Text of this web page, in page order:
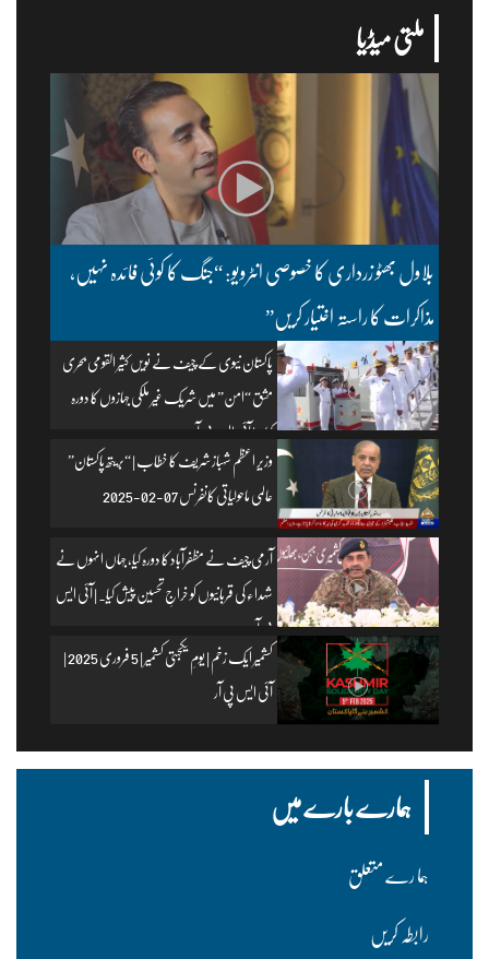
ملتی میڈیا
بلاول بھٹو زرداری کا خصوصی انٹرویو: “جنگ کا کوئی فائدہ نہیں،
مذاکرات کا راستہ اختیار کریں”
پاکستان نیوی کے چیف نے نویں کثیر القومی بحری
مشق “امن” میں شریک غیر ملکی جہازوں کا دورہ
کیا۔ | آئی ایس پی آر
وزیرِ اعظم شہباز شریف کا خطاب | “بریتھ پاکستان”
عالمی ماحولیاتی کانفرنس 07-02-2025
آرمی چیف نے مظفرآباد کا دورہ کیا، جہاں انہوں نے
شہداء کی قربانیوں کو خراجِ تحسین پیش کیا۔ | آئی ایس
پی آر
کشمیر ایک زخم | یومِ یکجہتی کشمیر | 5 فروری 2025 |
آئی ایس پی آر
ہمارے بارے میں
ہما رے متعلق
رابطہ کریں